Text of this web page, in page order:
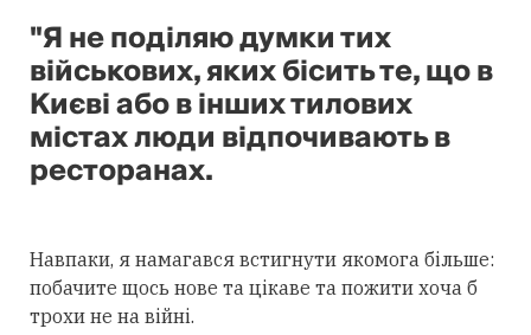
"Я не поділяю думки тих
військових, яких бісить те, що в
Києві або в інших тилових
містах люди відпочивають в
ресторанах.
Навпаки, я намагався встигнути якомога більше:
побачите щось нове та цікаве та пожити хоча б
трохи не на війні.